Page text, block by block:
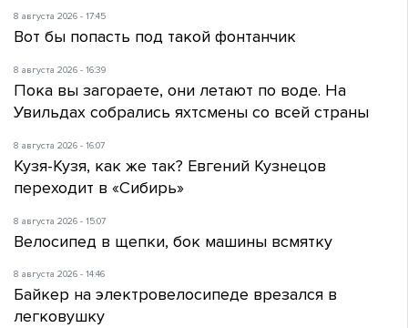
8 августа 2026 - 17:45
Вот бы попасть под такой фонтанчик
8 августа 2026 - 16:39
Пока вы загораете, они летают по воде. На
Увильдах собрались яхтсмены со всей страны
8 августа 2026 - 16:07
Кузя-Кузя, как же так? Евгений Кузнецов
переходит в «Сибирь»
8 августа 2026 - 15:07
Велосипед в щепки, бок машины всмятку
8 августа 2026 - 14:46
Байкер на электровелосипеде врезался в
легковушку